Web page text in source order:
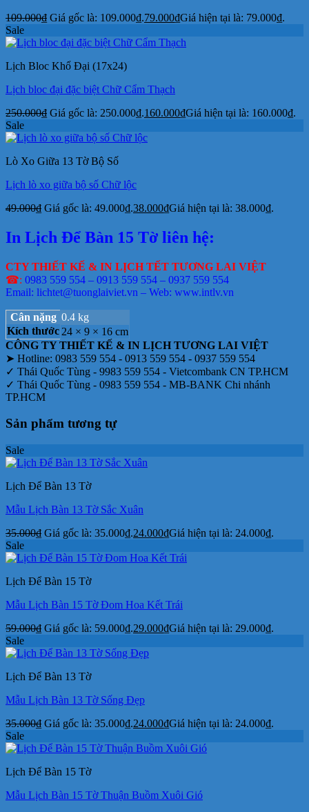
109.000₫ Giá gốc là: 109.000₫.79.000₫Giá hiện tại là: 79.000₫.
Sale
Lịch Bloc Khổ Đại (17x24)
Lịch bloc đại đặc biệt Chữ Cẩm Thạch
250.000₫ Giá gốc là: 250.000₫.160.000₫Giá hiện tại là: 160.000₫.
Sale
Lò Xo Giữa 13 Tờ Bộ Số
Lịch lò xo giữa bộ số Chữ lộc
49.000₫ Giá gốc là: 49.000₫.38.000₫Giá hiện tại là: 38.000₫.
In Lịch Để Bàn 15 Tờ liên hệ:
CTY THIẾT KẾ & IN LỊCH TẾT TƯƠNG LAI VIỆT
☎: 0983 559 554 – 0913 559 554 – 0937 559 554
Email: lichtet@tuonglaiviet.vn – Web: www.intlv.vn
Cân nặng 0.4 kg
Kích thước 24 × 9 × 16 cm
CÔNG TY THIẾT KẾ & IN LỊCH TƯƠNG LAI VIỆT
➤ Hotline: 0983 559 554 - 0913 559 554 - 0937 559 554
✓ Thái Quốc Tùng - 9983 559 554 - Vietcombank CN TP.HCM
✓ Thái Quốc Tùng - 0983 559 554 - MB-BANK Chi nhánh
TP.HCM
Sản phẩm tương tự
Sale
Lịch Để Bàn 13 Tờ
Mẫu Lịch Bàn 13 Tờ Sắc Xuân
35.000₫ Giá gốc là: 35.000₫.24.000₫Giá hiện tại là: 24.000₫.
Sale
Lịch Để Bàn 15 Tờ
Mẫu Lịch Bàn 15 Tờ Đom Hoa Kết Trái
59.000₫ Giá gốc là: 59.000₫.29.000₫Giá hiện tại là: 29.000₫.
Sale
Lịch Để Bàn 13 Tờ
Mẫu Lịch Bàn 13 Tờ Sống Đẹp
35.000₫ Giá gốc là: 35.000₫.24.000₫Giá hiện tại là: 24.000₫.
Sale
Lịch Để Bàn 15 Tờ
Mẫu Lịch Bàn 15 Tờ Thuận Buồm Xuôi Gió